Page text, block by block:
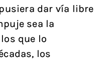
dar vía libre
sea la
que lo
los